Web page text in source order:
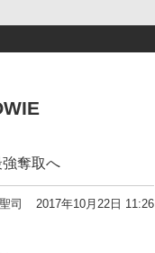
奪取へ
司 2017年10月22日 11:26